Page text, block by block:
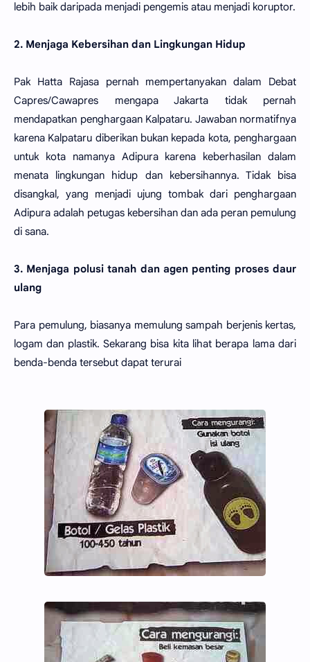
lebih baik daripada menjadi pengemis atau menjadi koruptor.
2. Menjaga Kebersihan dan Lingkungan Hidup
Pak Hatta Rajasa pernah mempertanyakan dalam Debat
Capres/Cawapres mengapa Jakarta tidak pernah
mendapatkan penghargaan Kalpataru. Jawaban normatifnya
karena Kalpataru diberikan bukan kepada kota, penghargaan
untuk kota namanya Adipura karena keberhasilan dalam
menata lingkungan hidup dan kebersihannya. Tidak bisa
disangkal, yang menjadi ujung tombak dari penghargaan
Adipura adalah petugas kebersihan dan ada peran pemulung
di sana.
3. Menjaga polusi tanah dan agen penting proses daur
ulang
Para pemulung, biasanya memulung sampah berjenis kertas,
logam dan plastik. Sekarang bisa kita lihat berapa lama dari
benda-benda tersebut dapat terurai